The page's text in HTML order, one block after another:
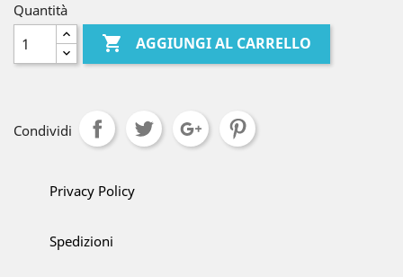
Quantità
 AGGIUNGI AL CARRELLO
Condividi
Privacy Policy
Spedizioni